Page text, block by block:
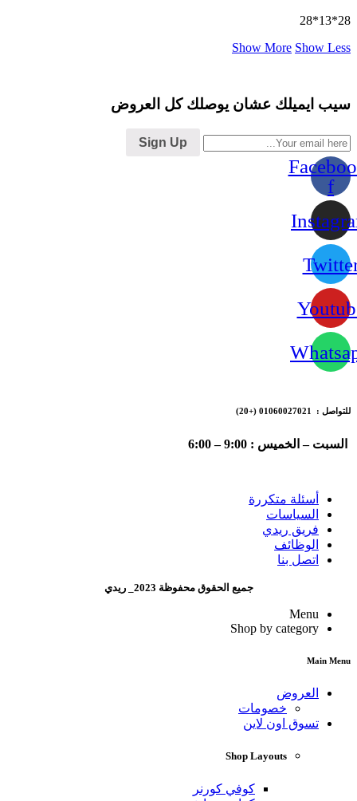
28*13*28
Show More Show Less
سيب ايميلك عشان يوصلك كل العروض
Sign Up
f
للتواصل : 01060027021 (+20)
السبت – الخميس : 9:00 – 6:00
أسئلة متكررة
السياسات
فريق ريدي
الوظائف
اتصل بنا
جميع الحقوق محفوظة 2023_ ريدي
Menu
Shop by category
Main Menu
العروض
خصومات
تسوق اون لاين
Shop Layouts
كوفي كورنر